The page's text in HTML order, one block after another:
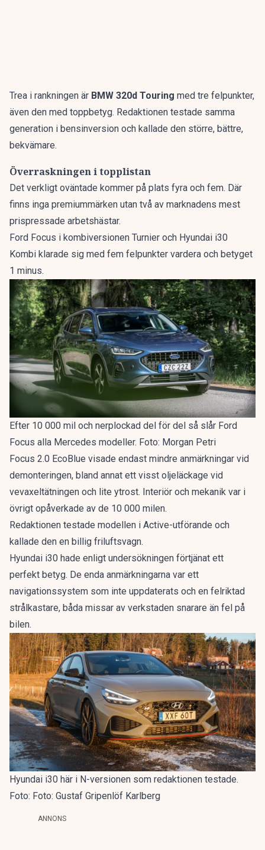
Trea i rankningen är BMW 320d Touring med tre felpunkter,
även den med toppbetyg. Redaktionen testade samma
generation i bensinversion och kallade den större, bättre,
bekvämare.
Överraskningen i topplistan
Det verkligt oväntade kommer på plats fyra och fem. Där
finns inga premiummärken utan två av marknadens mest
prispressade arbetshästar.
Ford Focus i kombiversionen Turnier och Hyundai i30
Kombi klarade sig med fem felpunkter vardera och betyget
1 minus.
Efter 10 000 mil och nerplockad del för del så slår Ford
Focus alla Mercedes modeller. Foto: Morgan Petri
Focus 2.0 EcoBlue visade endast mindre anmärkningar vid
demonteringen, bland annat ett visst oljeläckage vid
vevaxeltätningen och lite ytrost. Interiör och mekanik var i
övrigt opåverkade av de 10 000 milen.
Redaktionen testade modellen i Active-utförande och
kallade den en billig friluftsvagn.
Hyundai i30 hade enligt undersökningen förtjänat ett
perfekt betyg. De enda anmärkningarna var ett
navigationssystem som inte uppdaterats och en felriktad
strålkastare, båda missar av verkstaden snarare än fel på
bilen.
Hyundai i30 här i N-versionen som redaktionen testade.
Foto: Foto: Gustaf Gripenlöf Karlberg
ANNONS